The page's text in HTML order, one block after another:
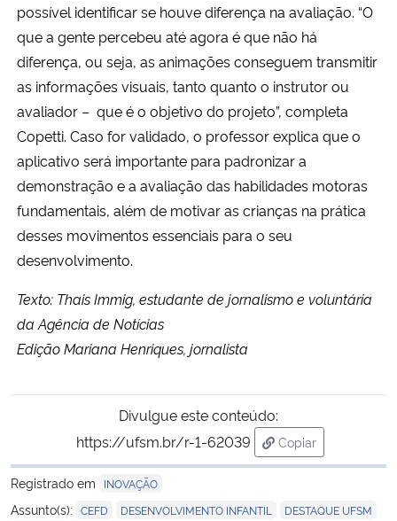
possível identificar se houve diferença na avaliação. “O
que a gente percebeu até agora é que não há
diferença, ou seja, as animações conseguem transmitir
as informações visuais, tanto quanto o instrutor ou
avaliador – que é o objetivo do projeto”, completa
Copetti. Caso for validado, o professor explica que o
aplicativo será importante para padronizar a
demonstração e a avaliação das habilidades motoras
fundamentais, além de motivar as crianças na prática
desses movimentos essenciais para o seu
desenvolvimento.
Texto: Thais Immig, estudante de jornalismo e voluntária
da Agência de Notícias
Edição Mariana Henriques, jornalista
Divulgue este conteúdo:
https://ufsm.br/r-1-62039
Copiar
para área de
Registrado em
INOVAÇÃO
Assunto(s): CEFD DESENVOLVIMENTO INFANTIL DESTAQUE UFSM